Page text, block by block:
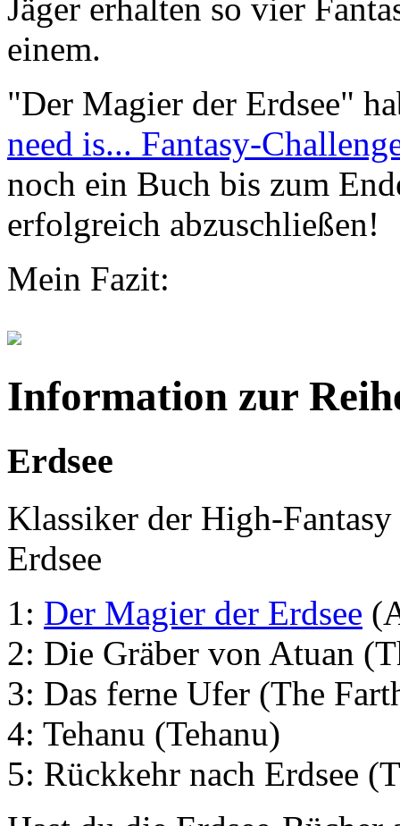
Jäger erhalten so vier
einem.
"Der Magier der Erdsee"
need is... Fantasy-
noch ein Buch bis zum
erfolgreich abzuschließen!
Mein Fazit:
Information zur
Erdsee
Klassiker der High-
Erdsee
1: Der Magier der Erdsee
2: Die Gräber von Atuan
3: Das ferne Ufer (The
4: Tehanu (Tehanu)
5: Rückkehr nach Erdsee